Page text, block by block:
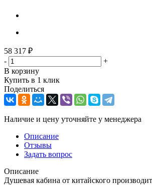
58 317 ₽
-
+
В корзину
Купить в 1 клик
Поделиться
Наличие и цену уточняйте у менеджера
Описание
Отзывы
Задать вопрос
Описание
Душевая кабина от китайского